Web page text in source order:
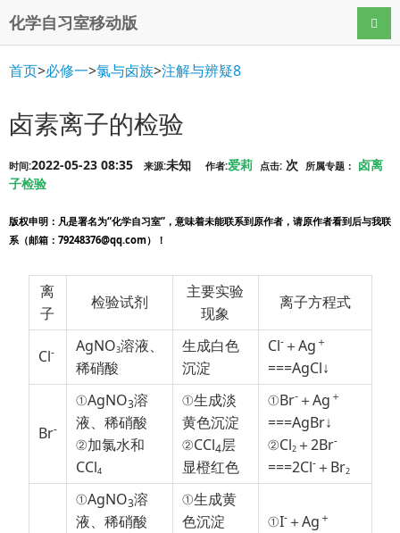
化学自习室移动版 导航
首页>必修一>氯与卤族>注解与辨疑8
卤素离子的检验
时间:2022-05-23 08:35 来源:未知 作者:爱莉 点击: 次 所属专题： 卤离
子检验
版权申明 ：凡是署名为“化学自习室”，意味着未能联系到原作者，请原作者看到后与我联
系（邮箱：79248376@qq.com）！
离
子
检验试剂
主要实验
现象
离子方程式
Cl- AgNO3溶液、
稀硝酸
生成白色
沉淀
Cl-＋Ag ＋
===AgCl↓
Br-
①AgNO3溶
液、稀硝酸
②加氯水和
CCl4
①生成淡
黄色沉淀
②CCl4层
显橙红色
①Br-＋Ag ＋
===AgBr↓
②Cl2＋2Br-
===2Cl-＋Br2
①AgNO3溶
液、稀硝酸
①生成黄
色沉淀
①I-＋Ag ＋